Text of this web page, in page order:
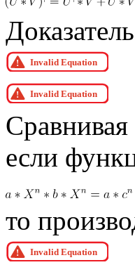
если
то